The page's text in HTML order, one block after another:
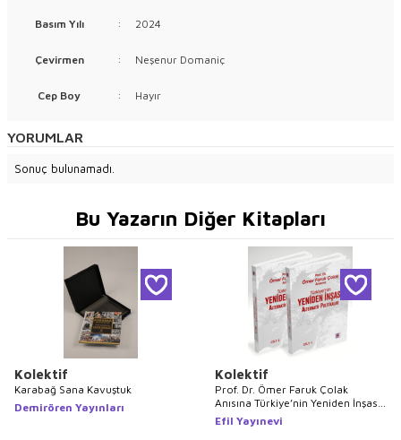
Basım Yılı : 2024
Çevirmen : Neşenur Domaniç
Cep Boy : Hayır
YORUMLAR
Sonuç bulunamadı.
Bu Yazarın Diğer Kitapları
Kolektif
Karabağ Sana Kavuştuk
Demirören Yayınları
Kolektif
Prof. Dr. Ömer Faruk Çolak
Anısına Türkiye’nin Yeniden İnşası:
Alternatif Politikalar
Efil Yayınevi